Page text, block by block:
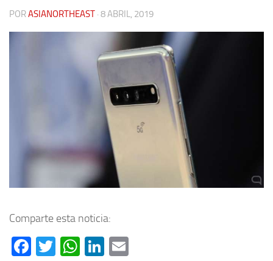
PORASIANORTHEAST · 8 ABRIL, 2019
Comparte esta noticia:
Facebook
Twitter
WhatsApp
LinkedIn